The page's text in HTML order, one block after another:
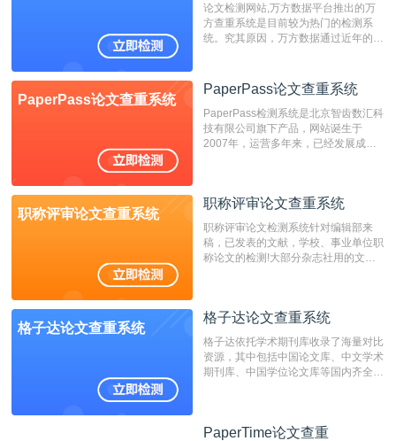
论文检测网站,万方数据平台推出的万
方查重系统是目前较为热门的检测系
统。究其原因，万方数据通过近年的发
检测系统，其真实性和权威性无可厚
非。其次，相对于知网而言，万方检测
费用少，上手容易，是学生初次论文查
重的推荐系统。
PaperPass论文查重系统
PaperPass论文查重系统
PaperPass检测系统是北京智齿数汇科
技有限公司旗下产品，网站诞生于
2007年，运营多年来，已经发展成为
检测速度快、精度高，市场反映良好。
职称评审论文查重系统
职称评审论文查重系统
职称评审论文检测系统针对编辑部来
稿，已发表的文献，学校、事业单位职
称论文的检测!大部分杂志社用的文献
编辑部检测来稿和已发表的文献,检测
测时注意填写第一作者,才能排除已发
表文献复制比。（限制字符数1万）
格子达论文查重系统
格子达论文查重系统
格子达依托学术期刊库收录了海量对比
资源，其中包括中国论文库、中文学术
期刊库、中国学位论文库等国内齐全的
系统，可检测中文、英文两种语言的论
PaperTime论文查重